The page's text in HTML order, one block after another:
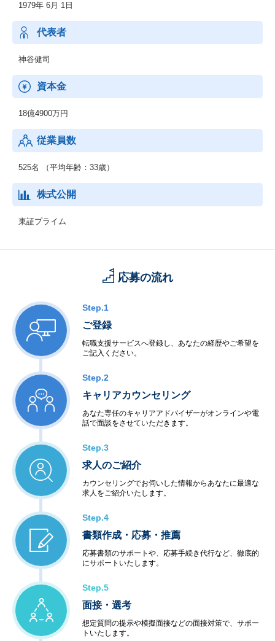
バイヤーズガイド。
・グーバイク
・・・中古バイクのバイヤーズガイド。新車・ニューモデル紹介
や用品情報なども充実。
【法人向けサービス】
・週間オークション情報
に収集・整理し、週刊情報誌として刊行されるデータブック。
・自動車流通新聞
・・・プロトオリジナルのコンテンツが豊富にラインナップされ
た「自動車流通新聞」。多くの業界関係者に読まれている全国最
1979年 6月 1日
代表者
神谷健司
資本金
18億4900万円
従業員数
525名 （平均年齢：33歳）
株式公開
東証プライム
応募の流れ
Step.1
ご登録
転職支援サービスへ登録し、あなたの経歴やご希望を
ご記入ください。
Step.2
キャリアカウンセリング
あなた専任のキャリアアドバイザーがオンラインや電
話で面談をさせていただきます。
Step.3
求人のご紹介
カウンセリングでお伺いした情報からあなたに最適な
求人をご紹介いたします。
Step.4
書類作成・応募・推薦
応募書類のサポートや、応募手続き代行など、徹底的
にサポートいたします。
Step.5
面接・選考
想定質問の提示や模擬面接などの面接対策で、サポー
トいたします。